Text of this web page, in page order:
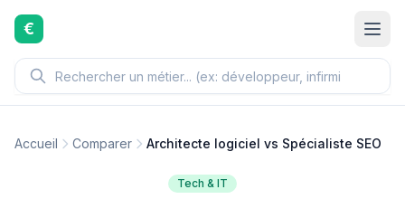
Aller au contenu principal
€
Accueil Comparer Architecte logiciel vs Spécialiste SEO
Tech & IT